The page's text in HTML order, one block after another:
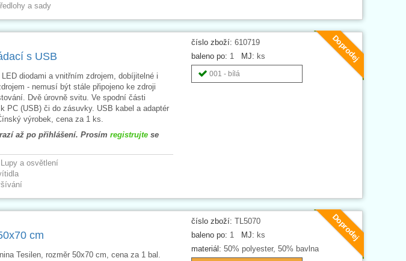
a sady
Doprodej
číslo zboží: 610719
baleno po: 1 MJ: ks
001 - bílá
s USB
diodami a vnitřním zdrojem, dobíjitelné i
- nemusí být stále připojeno ke zdroji
Dvě úrovně svitu. Ve spodní části
PC (USB) či do zásuvky. USB kabel a adaptér
výrobek, cena za 1 ks.
až po přihlášení. Prosím registrujtese
Lupy a osvětlení
Doprodej
číslo zboží: TL5070
baleno po: 1 MJ: ks
materiál: 50% polyester, 50% bavlna
cm
Tesilen, rozměr 50x70 cm, cena za 1 bal.